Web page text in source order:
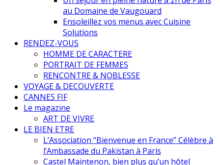
au Domaine de Vaugouard
Ensoleillez vos menus avec Cuisine
Solutions
RENDEZ-VOUS
HOMME DE CARACTERE
PORTRAIT DE FEMMES
RENCONTRE & NOBLESSE
VOYAGE & DECOUVERTE
CANNES FIF
Le magazine
ART DE VIVRE
LE BIEN ETRE
L’Association “Bienvenue en France” Célèbre à
l’Ambassade du Pakistan à Paris
Castel Maintenon, bien plus qu’un hôtel